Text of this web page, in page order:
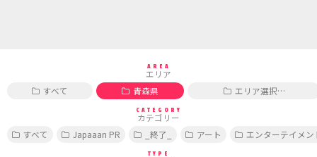
AREA
エリア
すべて
青森県 エリア選択…
CATEGORY
カテゴリー
すべて
Japaaan PR _終了_ アート エンターテイメン
TYPE